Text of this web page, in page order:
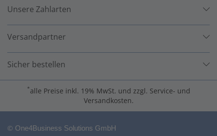
Unsere Zahlarten
Versandpartner
Sicher bestellen
*alle Preise inkl. 19% MwSt. und zzgl. Service- und
Versandkosten.
© One4Business Solutions GmbH